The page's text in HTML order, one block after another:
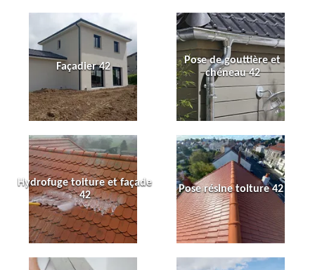
Façadier 42
Pose de gouttière et
chéneau 42
Hydrofuge toiture et façade
42
Pose résine toiture 42